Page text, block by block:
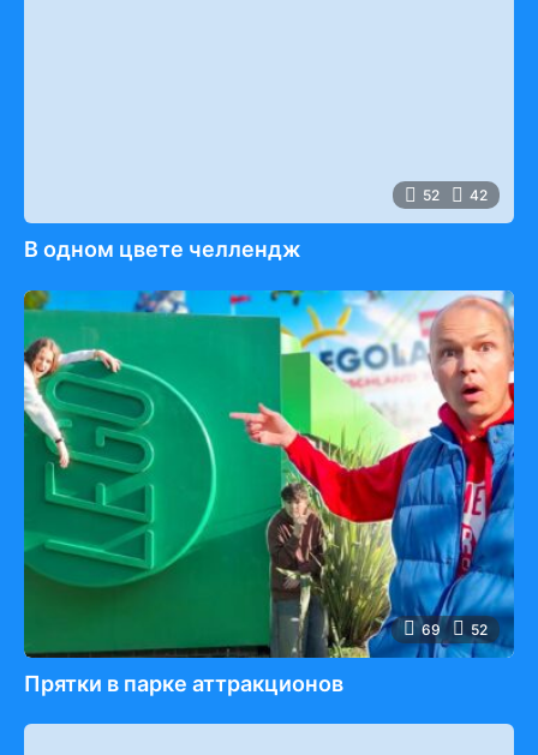
52 42
В одном цвете челлендж
69 52
Прятки в парке аттракционов